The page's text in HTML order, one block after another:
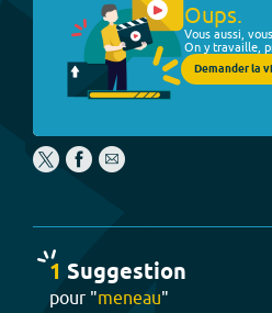
Oups.
Vous aussi,
On y travaille,
Demander la
1 Suggestion
pour "meneau"